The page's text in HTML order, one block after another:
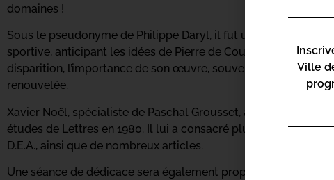
domaines !
Sous le pseudonyme de Philippe Daryl, il fut un précurseur
sportive, anticipant les idées de Pierre de Coubertin pour les
disparition, l’importance de son œuvre, souvent sous-
renouvelée.
Xavier Noël, spécialiste de Paschal Grousset, a débuté son
études de Lettres en 1980. Il lui a consacré plusieurs travaux
D.E.A., ainsi que de nombreux articles.
Une séance de dédicace sera également proposée à la fin de
Ville